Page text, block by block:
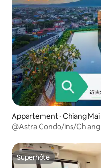
Appartement · Chiang Mai
@Astra Condo/ins/Chiang
Salle de sport
Superhôte
Superhôte